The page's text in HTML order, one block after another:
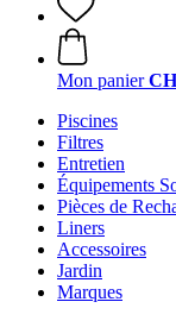
Mon panier
Piscines
Filtres
Entretien
Équipements
Pièces de
Liners
Accessoires
Jardin
Marques